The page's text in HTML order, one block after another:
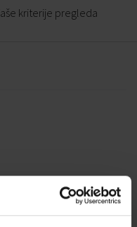
kriterije pregleda